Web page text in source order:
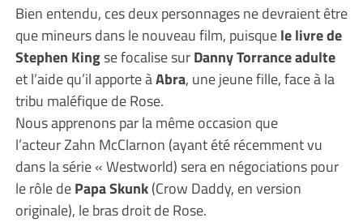
Bien entendu, ces deux personnages ne devraient être
que mineurs dans le nouveau film, puisquele livre de
Stephen Kingse focalise surDanny Torrance adulte
et l’aide qu’il apporte àAbra, une jeune fille, face à la
tribu maléfique de Rose.
Nous apprenons par la même occasion que
l’acteur Zahn McClarnon (ayant été récemment vu
dans la série « Westworld) sera en négociations pour
le rôle dePapa Skunk(Crow Daddy, en version
originale), le bras droit de Rose.